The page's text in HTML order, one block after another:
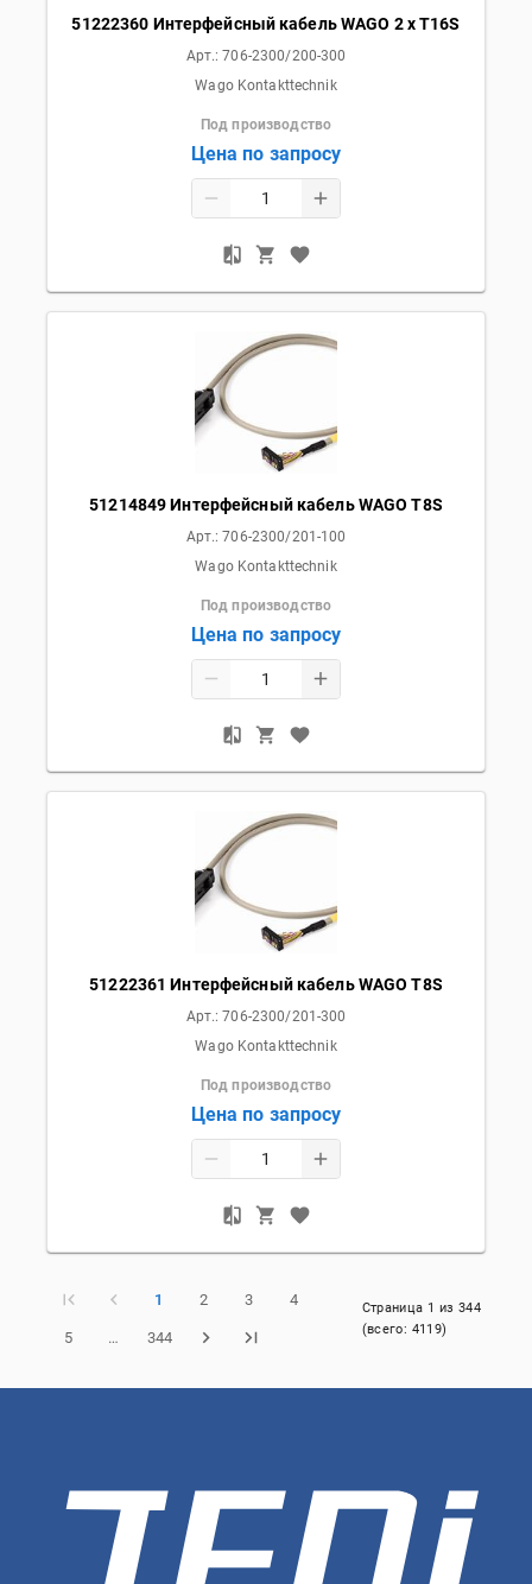
51222360 Интерфейсный кабель WAGO 2 x T16S
Арт.:706-2300/200-300
Wago Kontakttechnik
Под производство
Цена по запросу
51214849 Интерфейсный кабель WAGO T8S
Арт.:706-2300/201-100
Wago Kontakttechnik
Под производство
Цена по запросу
51222361 Интерфейсный кабель WAGO T8S
Арт.:706-2300/201-300
Wago Kontakttechnik
Под производство
Цена по запросу
1 2 3 4
5 … 344
Страница 1 из 344
(всего: 4119)